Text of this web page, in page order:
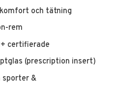
och tätning
rem
certifierade
(prescription insert)
&